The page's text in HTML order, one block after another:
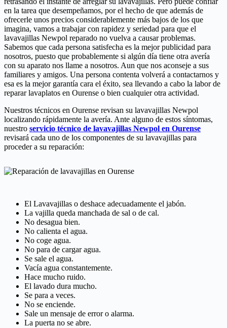
en la tarea que desempeñamos, por el hecho de que además de
ofrecerle unos precios considerablemente más bajos de los que
imagina, vamos a trabajar con rapidez y seriedad para que el
lavavajillas Newpol reparado no vuelva a causar problemas.
Sabemos que cada persona satisfecha es la mejor publicidad para
nosotros, puesto que probablemente si algún día tiene otra avería
con su aparato nos llame a nosotros. Aun que nos aconseje a sus
familiares y amigos. Una persona contenta volverá a contactarnos y
esa es la mejor garantía cara el éxito, sea llevando a cabo la labor de
reparar lavaplatos en Ourense o bien cualquier otra actividad.
Nuestros técnicos en Ourense revisan su lavavajillas Newpol
localizando rápidamente la avería. Ante alguno de estos síntomas,
nuestro servicio técnico de lavavajillas Newpol en Ourense
revisará cada uno de los componentes de su lavavajillas para
proceder a su reparación:
El Lavavajillas o deshace adecuadamente el jabón.
La vajilla queda manchada de sal o de cal.
No desagua bien.
No calienta el agua.
No coge agua.
No para de cargar agua.
Se sale el agua.
Vacía agua constantemente.
Hace mucho ruido.
El lavado dura mucho.
Se para a veces.
No se enciende.
Sale un mensaje de error o alarma.
La puerta no se abre.